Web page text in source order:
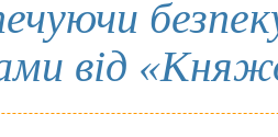
від